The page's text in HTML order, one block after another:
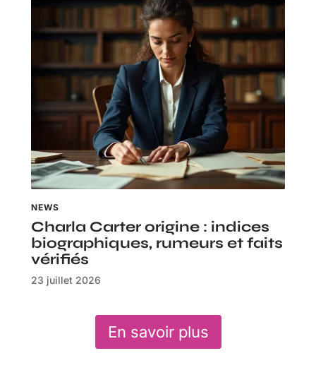
NEWS
Charla Carter origine : indices
biographiques, rumeurs et faits
vérifiés
23 juillet 2026
En savoir plus